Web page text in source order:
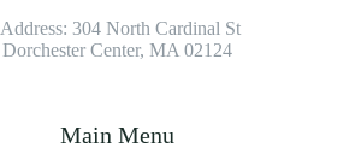
Address: 304 North Cardinal St.
Dorchester Center, MA 02124
Main Menu